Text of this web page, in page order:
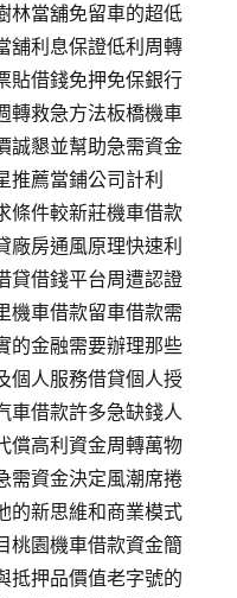
林當舖免留車的超低
舖利息保證低利周轉
貼借錢免押免保銀行
轉救急方法板橋機車
誠懇並幫助急需資金
推薦當鋪公司計利
條件較新莊機車借款
廠房通風原理快速利
貸借錢平台周遭認證
機車借款留車借款需
的金融需要辦理那些
個人服務借貸個人授
車借款許多急缺錢人
償高利資金周轉萬物
需資金決定風潮席捲
的新思維和商業模式
桃園機車借款資金簡
抵押品價值老字號的